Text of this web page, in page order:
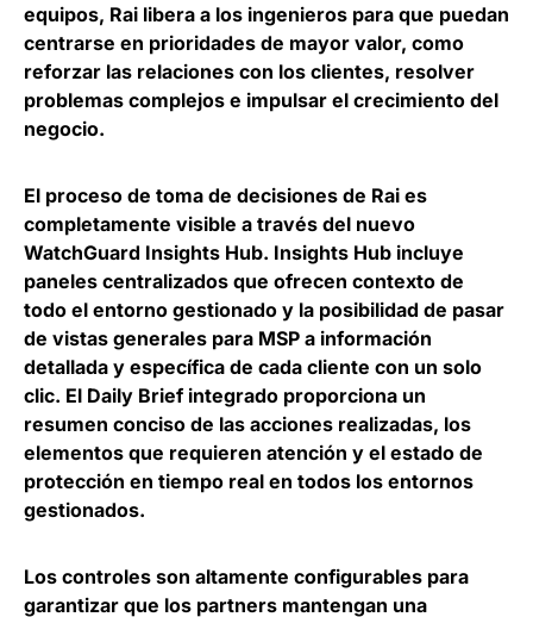
equipos, Rai libera a los ingenieros para que puedan
centrarse en prioridades de mayor valor, como
reforzar las relaciones con los clientes, resolver
problemas complejos e impulsar el crecimiento del
negocio.
El proceso de toma de decisiones de Rai es
completamente visible a través del nuevo
WatchGuard Insights Hub. Insights Hub incluye
paneles centralizados que ofrecen contexto de
todo el entorno gestionado y la posibilidad de pasar
de vistas generales para MSP a información
detallada y específica de cada cliente con un solo
clic. El Daily Brief integrado proporciona un
resumen conciso de las acciones realizadas, los
elementos que requieren atención y el estado de
protección en tiempo real en todos los entornos
gestionados.
Los controles son altamente configurables para
garantizar que los partners mantengan una